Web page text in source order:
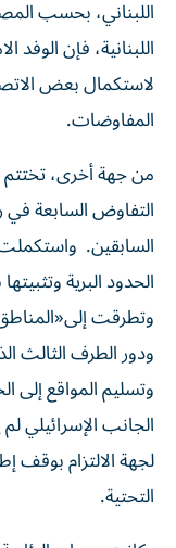
اللبناني، بحسب
اللبنانية، فإن
لاستكمال بعض
المفاوضات.
من جهة أخرى، تختتم
التفاوض السابعة
السابقين.
الحدود البرية
وتطرقت إلى«المناطق
ودور الطرف الثالث
وتسليم المواقع إلى
الجانب الإسرائيلي
لجهة الالتزام بوقف
التحتية.